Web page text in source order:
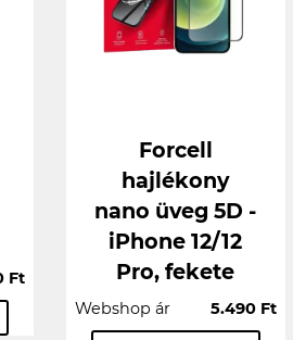
Ft
Forcell
hajlékony
nano üveg 5D -
iPhone 12/12
Pro, fekete
Webshop ár 5.490 Ft